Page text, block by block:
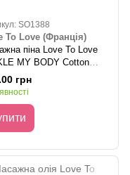
SO1388
To Love (Франція)
піна Love To Love
MY BODY Cotton
(150 мл)
грн